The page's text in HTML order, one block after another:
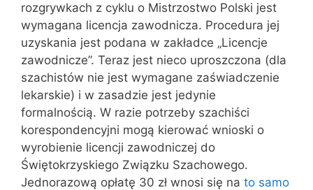
rozgrywkach z cyklu o Mistrzostwo Polski jest
wymagana licencja zawodnicza. Procedura jej
uzyskania jest podana w zakładce „Licencje
zawodnicze”. Teraz jest nieco uproszczona (dla
szachistów nie jest wymagane zaświadczenie
lekarskie) i w zasadzie jest jedynie
formalnością. W razie potrzeby szachiści
korespondencyjni mogą kierować wnioski o
wyrobienie licencji zawodniczej do
Świętokrzyskiego Związku Szachowego.
Jednorazową opłatę 30 zł wnosi się na to samo